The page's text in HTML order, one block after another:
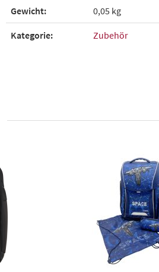
Gewicht: 0,05 kg
Kategorie: Zubehör